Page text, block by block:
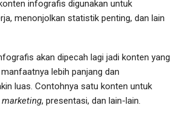
infografis digunakan untuk
menonjolkan statistik penting, dan lain
akan dipecah lagi jadi konten yang
lebih panjang dan
luas. Contohnya satu konten untuk
, presentasi, dan lain-lain.